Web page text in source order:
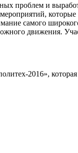
проблем и
самого
движения.
2016»,